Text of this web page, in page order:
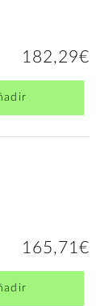
182,29€
165,71€